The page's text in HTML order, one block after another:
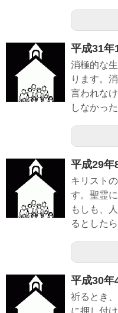
平成31年
消極的な
ります。
言われな
しなかっ
平成29年
キリスト
す。聖霊
もしも、
るとした
平成30年
祈るとき
に押し付